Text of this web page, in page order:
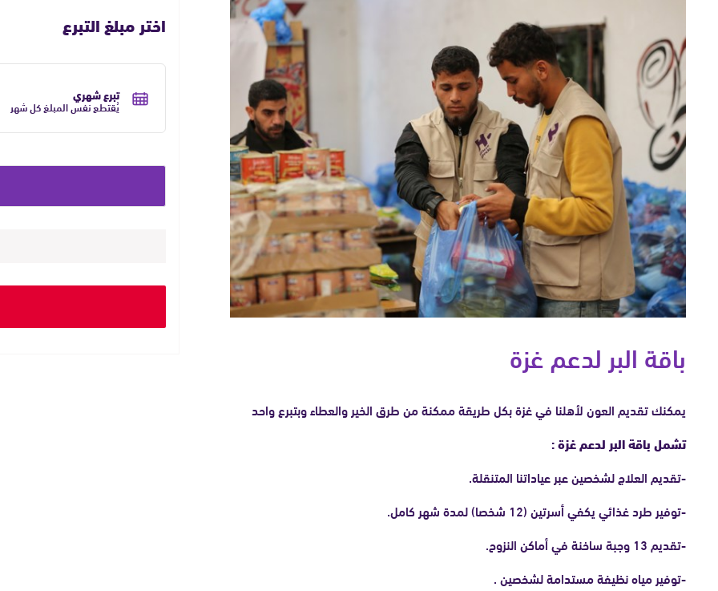
باقة البر لدعم غزة
يمكنك تقديم العون لأهلنا في غزة بكل طريقة ممكنة من طرق الخير والعطاء وبتبرع واحد
تشمل باقة البر لدعم غزة :
-تقديم العلاج لشخصين عبر عياداتنا المتنقلة.
-توفير طرد غذائي يكفي أسرتين (12 شخصا) لمدة شهر كامل.
-تقديم 13 وجبة ساخنة في أماكن النزوح.
-توفير مياه نظيفة مستدامة لشخصين .
اختر مبلغ التبرع
حدد
تكرار
التبرع
تبرع شهري
يُقتطع نفس المبلغ كل شهر
حدد
التبرع